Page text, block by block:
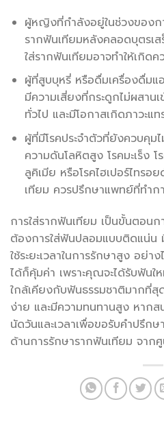
ผู้หญิงที่กำลังอยู่ในช่วงของก
รากฟันเทียมหลังคลอดบุตรเส
ใส่รากฟันเทียมอาจทำให้เกิดค
ผู้ที่สูบบุหรี่ หรือดื่มเครื่องดื่มแ
มีความเสี่ยงที่กระดูกไม่ผสาน
ทั่วไป และมีโอกาสเกิดภาวะ
ผู้ที่มีโรคประจำตัวที่ยังควบคุมไ
ความดันโลหิตสูง โรคมะเร็ง
ลูคิเมีย หรือโรคไฮเปอร์ไทร
เทียม ควรปรึกษาแพทย์ที่ทำก
การใส่รากฟันเทียม เป็นขั้นตอน
ต้องการใส่ฟันปลอมแบบติดแน่น
ใช้ระยะเวลาในการรักษาสูง อย่
ได้ก็คุ้มค่า เพราะคุณจะได้รับฟันใ
ใกล้เคียงกับฟันธรรมชาติมากที่
ง่าย และมีความทนทานสูง หากส
นัดวันและเวลาเพื่อขอรับคำปรึ
ด้านการรักษารากฟันเทียม จาก